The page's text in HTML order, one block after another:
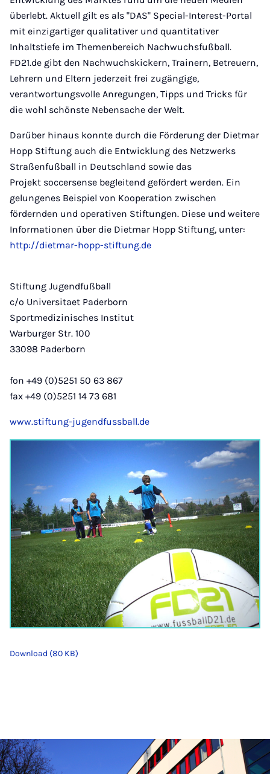
überlebt. Aktuell gilt es als "DAS" Special-Interest-Portal
mit einzigartiger qualitativer und quantitativer
Inhaltstiefe im Themenbereich Nachwuchsfußball.
FD21.de gibt den Nachwuchskickern, Trainern, Betreuern,
Lehrern und Eltern jederzeit frei zugängige,
verantwortungsvolle Anregungen, Tipps und Tricks für
die wohl schönste Nebensache der Welt.
Darüber hinaus konnte durch die Förderung der Dietmar
Hopp Stiftung auch die Entwicklung des Netzwerks
Straßenfußball in Deutschland sowie das
Projekt soccersense begleitend gefördert werden. Ein
gelungenes Beispiel von Kooperation zwischen
fördernden und operativen Stiftungen. Diese und weitere
Informationen über die Dietmar Hopp Stiftung, unter:
http://dietmar-hopp-stiftung.de
Stiftung Jugendfußball
c/o Universitaet Paderborn
Sportmedizinisches Institut
Warburger Str. 100
33098 Paderborn
fon +49 (0)5251 50 63 867
fax +49 (0)5251 14 73 681
www.stiftung-jugendfussball.de
Download (80 KB)